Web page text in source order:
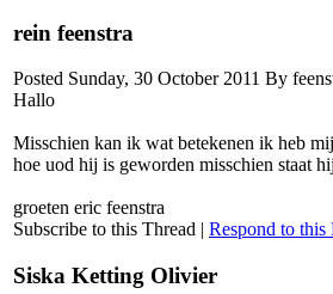
rein feenstra
Posted Sunday, 30 October 2011 By
Hallo
Misschien kan ik wat betekenen ik heb
hoe uod hij is geworden misschien staat
groeten eric feenstra
Subscribe to this Thread | Respond to this
Siska Ketting Olivier